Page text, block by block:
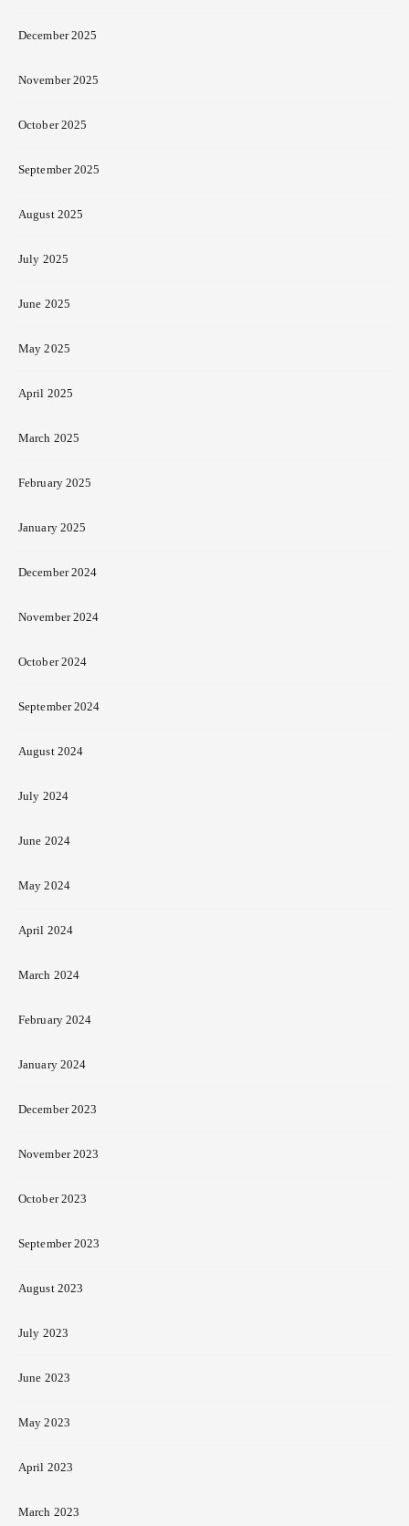
December 2025
November 2025
October 2025
September 2025
August 2025
July 2025
June 2025
May 2025
April 2025
March 2025
February 2025
January 2025
December 2024
November 2024
October 2024
September 2024
August 2024
July 2024
June 2024
May 2024
April 2024
March 2024
February 2024
January 2024
December 2023
November 2023
October 2023
September 2023
August 2023
July 2023
June 2023
May 2023
April 2023
March 2023